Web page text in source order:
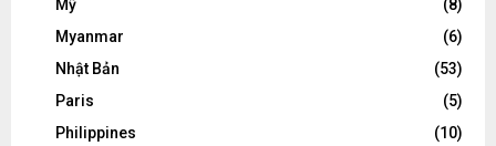
Mỹ
(8)
Myanmar
(6)
Nhật Bản
(53)
Paris
(5)
Philippines
(10)